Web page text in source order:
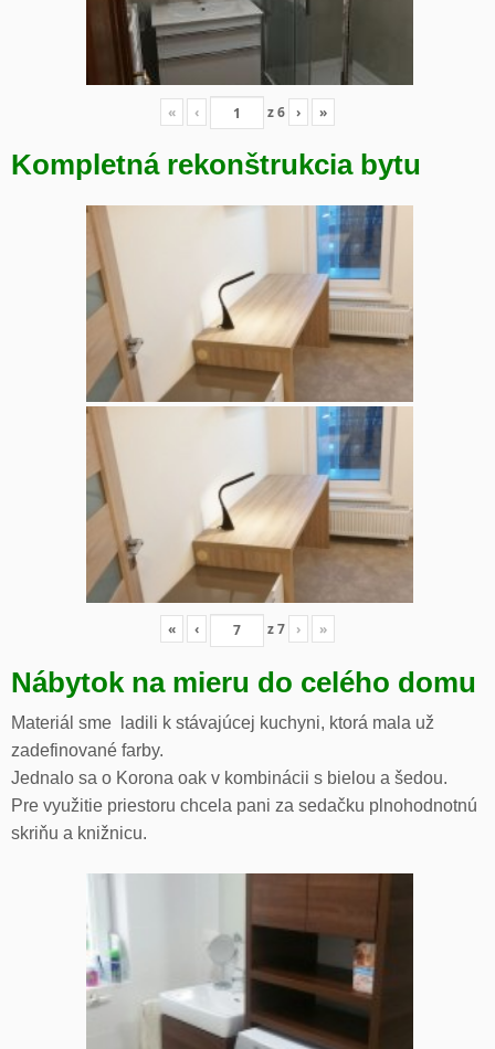
« ‹ z6 › »
Kompletná rekonštrukcia bytu
« ‹ z7 › »
Nábytok na mieru do celého domu
Materiál sme ladili k stávajúcej kuchyni, ktorá mala už
zadefinované farby.
Jednalo sa o Korona oak v kombinácii s bielou a šedou.
Pre využitie priestoru chcela pani za sedačku plnohodnotnú
skriňu a knižnicu.